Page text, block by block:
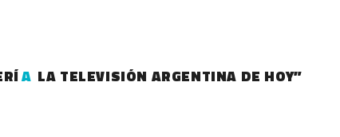
A LA TELEVISIÓN ARGENTINA DE HOY”